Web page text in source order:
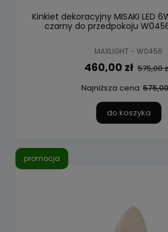
Kinkiet dekoracyjny MISAKI LED
czarny do przedpokoju W0456
MAXLIGHT - W0456
460,00 zł 575,00
Najniższa cena:575,00
do koszyka
promocja